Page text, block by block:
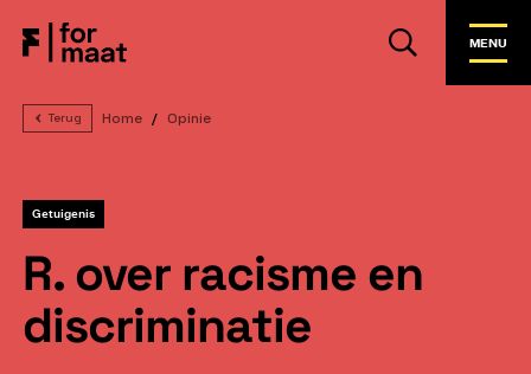
MENU
Terug Home Opinie
Getuigenis
R. over racisme en
discriminatie